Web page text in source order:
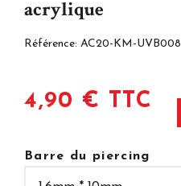
acrylique
Référence: AC20-KM-UVB008
4,90 € TTC
Barre du piercing